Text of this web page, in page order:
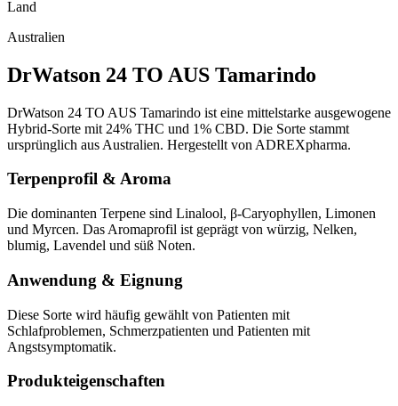
Land
Australien
DrWatson 24 TO AUS Tamarindo
DrWatson 24 TO AUS Tamarindo ist eine mittelstarke ausgewogene
Hybrid-Sorte mit 24% THC und 1% CBD. Die Sorte stammt
ursprünglich aus Australien. Hergestellt von ADREXpharma.
Terpenprofil & Aroma
Die dominanten Terpene sind Linalool, β-Caryophyllen, Limonen
und Myrcen. Das Aromaprofil ist geprägt von würzig, Nelken,
blumig, Lavendel und süß Noten.
Anwendung & Eignung
Diese Sorte wird häufig gewählt von Patienten mit
Schlafproblemen, Schmerzpatienten und Patienten mit
Angstsymptomatik.
Produkteigenschaften